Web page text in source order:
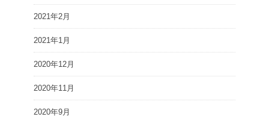
2021年2月
2021年1月
2020年12月
2020年11月
2020年9月